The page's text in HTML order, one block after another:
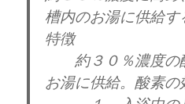
槽内のお湯に供給す
特徴
約３０％濃度の
お湯に供給。酸素の